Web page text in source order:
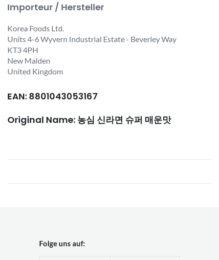
Importeur / Hersteller
Korea Foods Ltd.
Units 4-6 Wyvern Industrial Estate - Beverley Way
KT3 4PH
New Malden
United Kingdom
EAN: 8801043053167
Original Name: 농심 신라면 슈퍼 매운맛
Folge uns auf: